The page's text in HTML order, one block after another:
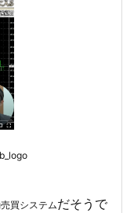
買システムだそうで